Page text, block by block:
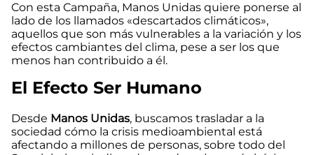
Con esta Campaña, Manos Unidas quiere ponerse al
lado de los llamados «descartados climáticos»,
aquellos que son más vulnerables a la variación y los
efectos cambiantes del clima, pese a ser los que
menos han contribuido a él.
El Efecto Ser Humano
Desde Manos Unidas, buscamos trasladar a la
sociedad cómo la crisis medioambiental está
afectando a millones de personas, sobre todo del